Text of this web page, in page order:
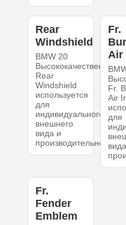
Rear
Windshield
BMW 20
Высококачественный
Rear
Windshield
используется
для
индивидуального
внешнего
вида и
производительности.
Fr.
Air
Fr.
Air
для
Fr.
Fender
Emblem